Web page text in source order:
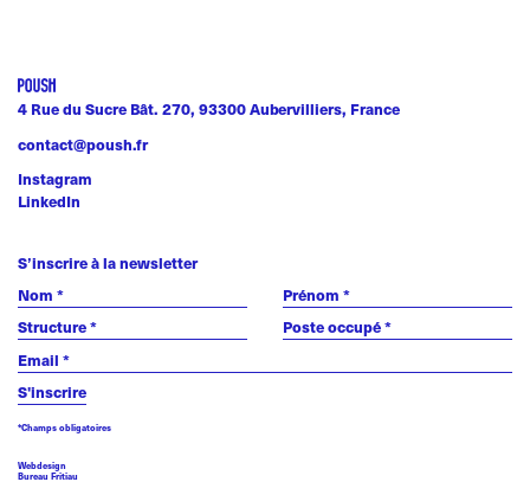
4 Rue du Sucre Bât. 270, 93300 Aubervilliers, France
contact@poush.fr
Instagram
LinkedIn
S’inscrire à la newsletter
*Champs obligatoires
Webdesign
Bureau Fritiau